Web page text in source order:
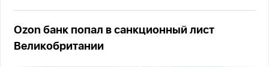
Ozon банк попал в санкционный лист
Великобритании